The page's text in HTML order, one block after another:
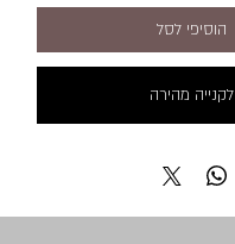
הוסיפי לסל
לקנייה מהירה